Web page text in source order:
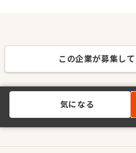
この企業が募集し
気になる